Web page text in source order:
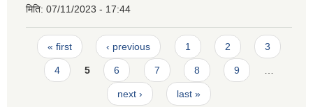
मिति: 07/11/2023 - 17:44
Pages
« first ‹ previous 1 2 3
4 5 6 7 8 9 …
next › last »